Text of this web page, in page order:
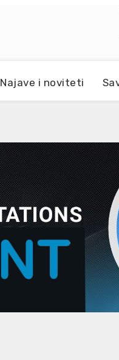
Najave i noviteti